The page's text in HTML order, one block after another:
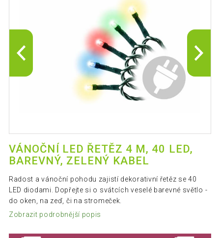
VÁNOČNÍ LED ŘETĚZ 4 M, 40 LED,
BAREVNÝ, ZELENÝ KABEL
Radost a vánoční pohodu zajistí dekorativní řetěz se 40
LED diodami. Dopřejte si o svátcích veselé barevné světlo -
do oken, na zeď, či na stromeček.
Zobrazit podrobnější popis